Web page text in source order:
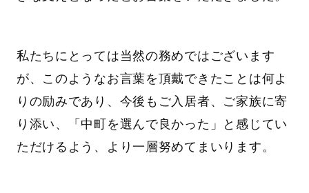
私たちにとっては当然の務めではございます
が、このようなお言葉を頂戴できたことは何よ
りの励みであり、今後もご入居者、ご家族に寄
り添い、「中町を選んで良かった」と感じてい
ただけるよう、より一層努めてまいります。